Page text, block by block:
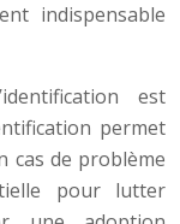
indispensable
est
permet
cas de problème
pour lutter